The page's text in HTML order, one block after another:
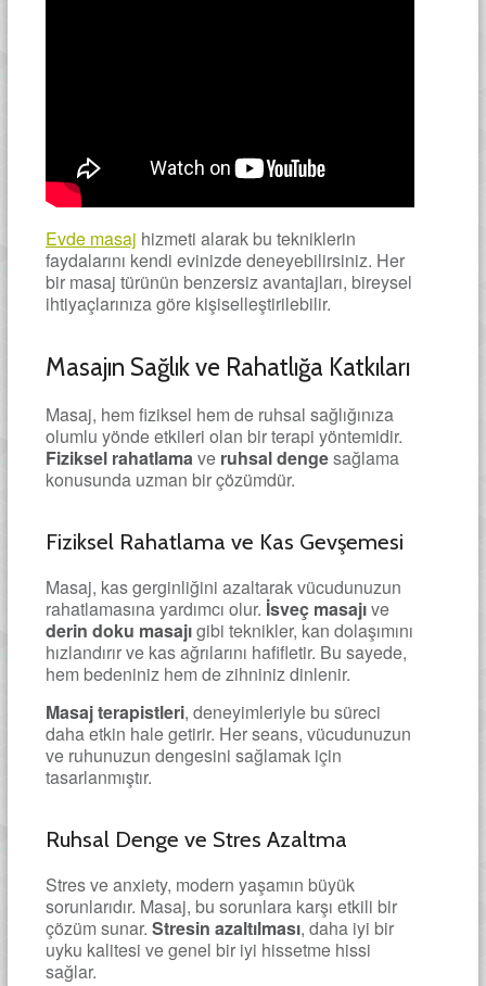
Evde masaj hizmeti alarak bu tekniklerin
faydalarını kendi evinizde deneyebilirsiniz. Her
bir masaj türünün benzersiz avantajları, bireysel
ihtiyaçlarınıza göre kişiselleştirilebilir.
Masajın Sağlık ve Rahatlığa Katkıları
Masaj, hem fiziksel hem de ruhsal sağlığınıza
olumlu yönde etkileri olan bir terapi yöntemidir.
Fiziksel rahatlamave ruhsal dengesağlama
konusunda uzman bir çözümdür.
Fiziksel Rahatlama ve Kas Gevşemesi
Masaj, kas gerginliğini azaltarak vücudunuzun
rahatlamasına yardımcı olur. İsveç masajıve
derin doku masajıgibi teknikler, kan dolaşımını
hızlandırır ve kas ağrılarını hafifletir. Bu sayede,
hem bedeniniz hem de zihniniz dinlenir.
Masaj terapistleri, deneyimleriyle bu süreci
daha etkin hale getirir. Her seans, vücudunuzun
ve ruhunuzun dengesini sağlamak için
tasarlanmıştır.
Ruhsal Denge ve Stres Azaltma
Stres ve anxiety, modern yaşamın büyük
sorunlarıdır. Masaj, bu sorunlara karşı etkili bir
çözüm sunar. Stresin azaltılması, daha iyi bir
uyku kalitesi ve genel bir iyi hissetme hissi
sağlar.